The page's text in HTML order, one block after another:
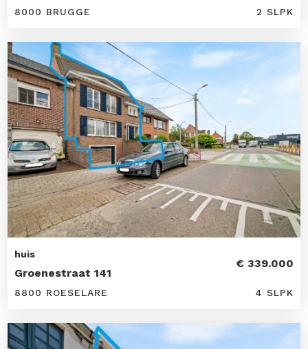
8000 BRUGGE 2 SLPK
huis
Groenestraat 141
€ 339.000
8800 ROESELARE 4 SLPK